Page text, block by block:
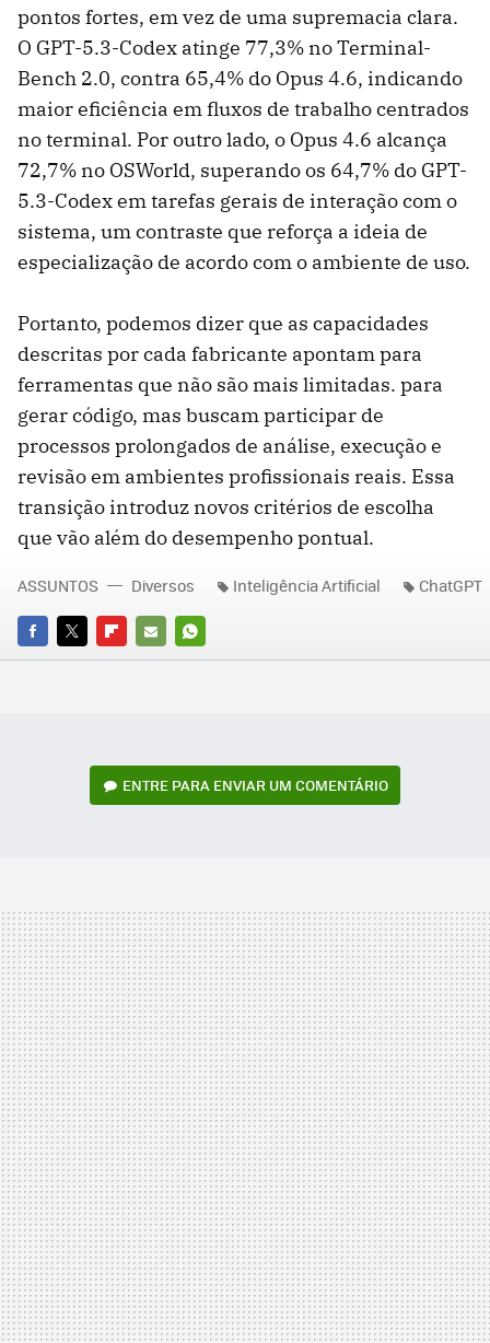
pontos fortes, em vez de uma supremacia clara.
O GPT-5.3-Codex atinge 77,3% no Terminal-
Bench 2.0, contra 65,4% do Opus 4.6, indicando
maior eficiência em fluxos de trabalho centrados
no terminal. Por outro lado, o Opus 4.6 alcança
72,7% no OSWorld, superando os 64,7% do GPT-
5.3-Codex em tarefas gerais de interação com o
sistema, um contraste que reforça a ideia de
especialização de acordo com o ambiente de uso.
Portanto, podemos dizer que as capacidades
descritas por cada fabricante apontam para
ferramentas que não são mais limitadas. para
gerar código, mas buscam participar de
processos prolongados de análise, execução e
revisão em ambientes profissionais reais. Essa
transição introduz novos critérios de escolha
que vão além do desempenho pontual.
FACEBOOK
TWITTERFLIPBOARD
E-
WHATSAPP
ASSUNTOS Diversos Inteligência Artificial ChatGPT
ENTRE PARA ENVIAR UM COMENTÁRIO